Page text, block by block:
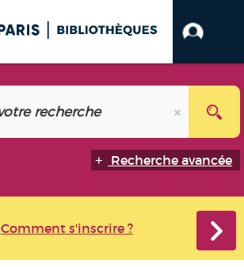
Recherche avancée
Comment s'inscrire ?